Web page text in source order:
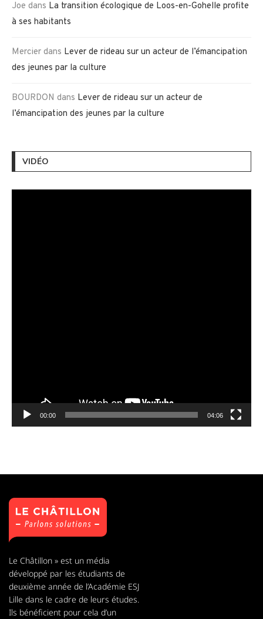
Joe dans La transition écologique de Loos-en-Gohelle profite
à ses habitants
Mercier dans Lever de rideau sur un acteur de l’émancipation
des jeunes par la culture
BOURDON dans Lever de rideau sur un acteur de
l’émancipation des jeunes par la culture
VIDÉO
00:00 04:06
Le Châtillon » est un média
développé par les étudiants de
deuxième année de l’Académie ESJ
Lille dans le cadre de leurs études.
Ils bénéficient pour cela d’un